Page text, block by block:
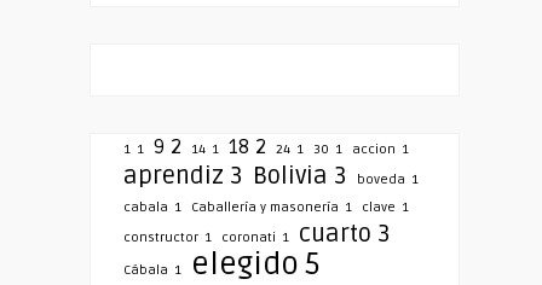
1 1 9 2 14 1 18 2 24 1 30 1 accion 1
aprendiz 3 Bolivia 3 boveda 1
cabala 1 Caballería y masonería 1 clave 1
constructor 1 coronati 1 cuarto 3
Cábala 1 elegido5